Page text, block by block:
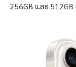
256GB และ